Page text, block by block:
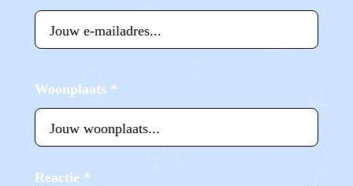
Woonplaats *
Reactie *